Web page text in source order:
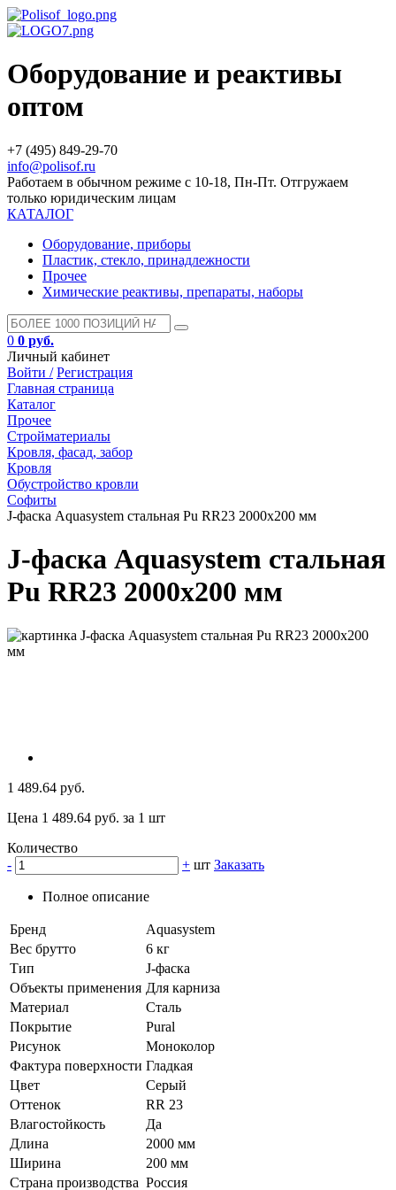
Оборудование и реактивы
оптом
+7 (495) 849-29-70
info@polisof.ru
Работаем в обычном режиме с 10-18, Пн-Пт. Отгружаем
только юридическим лицам
КАТАЛОГ
Оборудование, приборы
Пластик, стекло, принадлежности
Прочее
Химические реактивы, препараты, наборы
0 0 руб.
Личный кабинет
Войти / Регистрация
Главная страница
Каталог
Прочее
Стройматериалы
Кровля, фасад, забор
Кровля
Обустройство кровли
Cофиты
J-фаска Aquasystem стальная Pu RR23 2000x200 мм
J-фаска Aquasystem стальная
Pu RR23 2000x200 мм
1 489.64 руб.
Цена 1 489.64 руб. за 1 шт
Количество
-
+ шт Заказать
Полное описание
Бренд
Aquasystem
Вес брутто
6 кг
Тип
J-фаска
Объекты применения Для карниза
Материал
Сталь
Покрытие
Pural
Рисунок
Моноколор
Фактура поверхности Гладкая
Цвет
Серый
Оттенок
RR 23
Влагостойкость
Да
Длина
2000 мм
Ширина
200 мм
Страна производства Россия